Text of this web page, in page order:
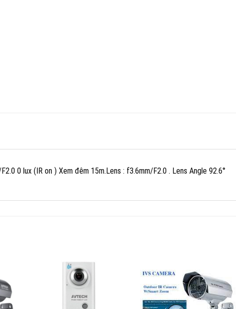
0 lux (IR on ) Xem đêm 15m.Lens : f3.6mm/F2.0 . Lens Angle 92.6°